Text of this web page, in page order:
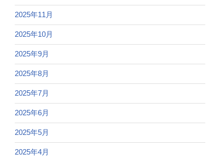
2025年11月
2025年10月
2025年9月
2025年8月
2025年7月
2025年6月
2025年5月
2025年4月